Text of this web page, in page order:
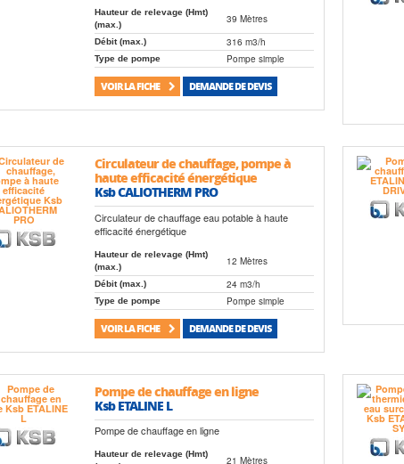
Hauteur de relevage (Hmt)
(max.)
39 Mètres
Débit (max.) 316 m3/h
Type de pompe Pompe simple
VOIR LA FICHE DEMANDE DE DEVIS
Circulateur de chauffage, pompe à
haute efficacité énergétique
Ksb CALIOTHERM PRO
Circulateur de chauffage eau potable à haute
efficacité énergétique
Hauteur de relevage (Hmt)
(max.)
12 Mètres
Débit (max.) 24 m3/h
Type de pompe Pompe simple
VOIR LA FICHE DEMANDE DE DEVIS
Pompe de chauffage en ligne
Ksb ETALINE L
Pompe de chauffage en ligne
Hauteur de relevage (Hmt)
21 Mètres